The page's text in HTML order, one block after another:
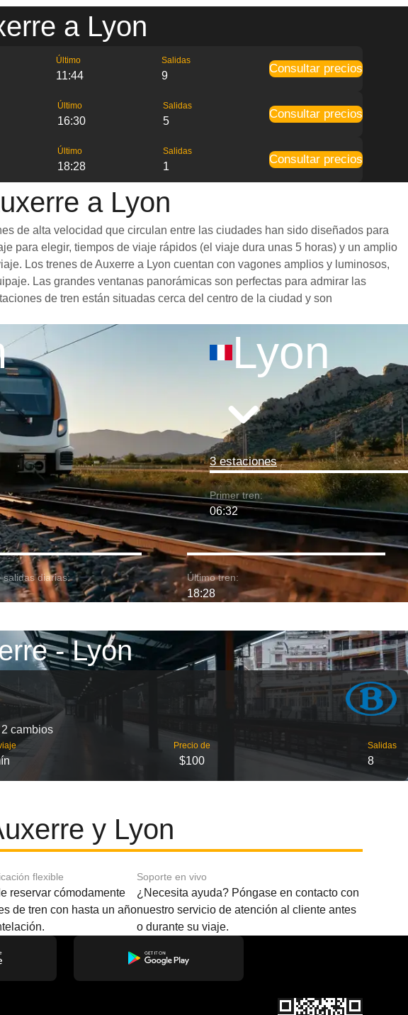
a Lyon
Último
11:44
Salidas
9
Consultar precios
Último
16:30
Salidas
5
Consultar precios
Último
18:28
Salidas
1
Consultar precios
a Lyon
de alta velocidad que circulan entre las ciudades han sido diseñados para
para elegir, tiempos de viaje rápidos (el viaje dura unas 5 horas) y un amplio
Los trenes de Auxerre a Lyon cuentan con vagones amplios y luminosos,
Las grandes ventanas panorámicas son perfectas para admirar las
de tren están situadas cerca del centro de la ciudad y son
Lyon
3 estaciones
Primer tren:
06:32
salidas diarias: Último tren:
18:28
- Lyon
cambios
Precio de
$100
Salidas
8
y Lyon
flexible
reservar cómodamente
de tren con hasta un año
Soporte en vivo
¿Necesita ayuda? Póngase en contacto con
nuestro servicio de atención al cliente antes
o durante su viaje.